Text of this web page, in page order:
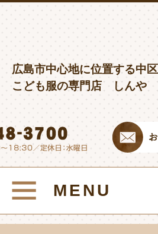
広島市中心地に位置する中
こども服の専門店 しんや
MENU